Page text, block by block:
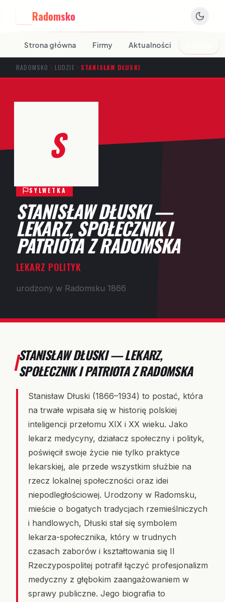
Radomsko
Strona główna Firmy Aktualności
RADOMSKO LUDZIE STANISŁAW DŁUSKI
S
SYLWETKA
STANISŁAW DŁUSKI —
LEKARZ, SPOŁECZNIK I
PATRIOTA Z RADOMSKA
LEKARZ POLITYK
urodzony w Radomsku 1866
STANISŁAW DŁUSKI — LEKARZ,
SPOŁECZNIK I PATRIOTA Z RADOMSKA
Stanisław Dłuski (1866–1934) to postać, która
na trwałe wpisała się w historię polskiej
inteligencji przełomu XIX i XX wieku. Jako
lekarz medycyny, działacz społeczny i polityk,
poświęcił swoje życie nie tylko praktyce
lekarskiej, ale przede wszystkim służbie na
rzecz lokalnej społeczności oraz idei
niepodległościowej. Urodzony w Radomsku,
mieście o bogatych tradycjach rzemieślniczych
i handlowych, Dłuski stał się symbolem
lekarza-społecznika, który w trudnych
czasach zaborów i kształtowania się II
Rzeczypospolitej potrafił łączyć profesjonalizm
medyczny z głębokim zaangażowaniem w
sprawy publiczne. Jego biografia to